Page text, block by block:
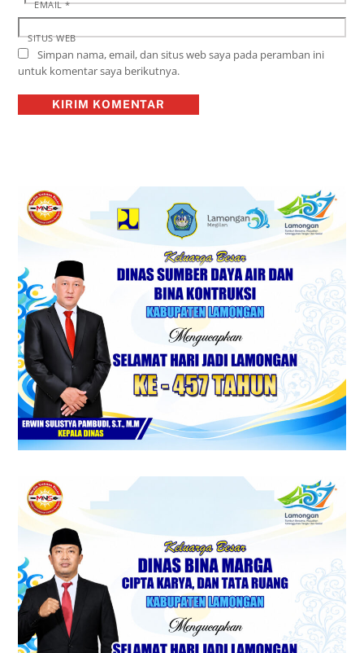
EMAIL*
SITUS WEB
Simpan nama, email, dan situs web saya pada peramban ini
untuk komentar saya berikutnya.